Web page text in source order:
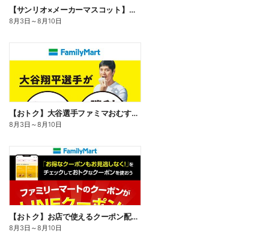
【サンリオ×メーカーマスコット】オリジナルグッズ貰える!
8月3日 ～8月10日
【おトク】大谷選手ファミマおむすび割
8月3日 ～8月10日
【おトク】お店で使えるクーポン配信中
8月3日 ～8月10日